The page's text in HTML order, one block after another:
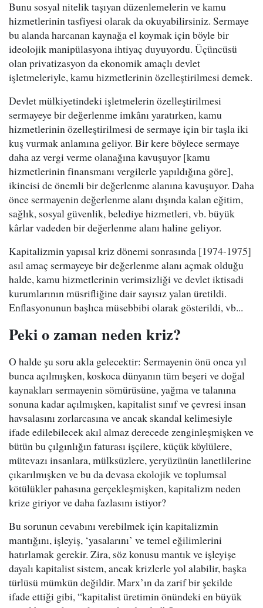
Bunu sosyal nitelik taşıyan düzenlemelerin ve kamu
hizmetlerinin tasfiyesi olarak da okuyabilirsiniz. Sermaye
bu alanda harcanan kaynağa el koymak için böyle bir
ideolojik manipülasyona ihtiyaç duyuyordu. Üçüncüsü
olan privatizasyon da ekonomik amaçlı devlet
işletmeleriyle, kamu hizmetlerinin özelleştirilmesi demek.
Devlet mülkiyetindeki işletmelerin özelleştirilmesi
sermayeye bir değerlenme imkânı yaratırken, kamu
hizmetlerinin özelleştirilmesi de sermaye için bir taşla iki
kuş vurmak anlamına geliyor. Bir kere böylece sermaye
daha az vergi verme olanağına kavuşuyor [kamu
hizmetlerinin finansmanı vergilerle yapıldığına göre],
ikincisi de önemli bir değerlenme alanına kavuşuyor. Daha
önce sermayenin değerlenme alanı dışında kalan eğitim,
sağlık, sosyal güvenlik, belediye hizmetleri, vb. büyük
kârlar vadeden bir değerlenme alanı haline geliyor.
Kapitalizmin yapısal kriz dönemi sonrasında [1974-1975]
asıl amaç sermayeye bir değerlenme alanı açmak olduğu
halde, kamu hizmetlerinin verimsizliği ve devlet iktisadi
kurumlarının müsrifliğine dair sayısız yalan üretildi.
Enflasyonunun başlıca müsebbibi olarak gösterildi, vb...
Peki o zaman neden kriz?
O halde şu soru akla gelecektir: Sermayenin önü onca yıl
bunca açılmışken, koskoca dünyanın tüm beşeri ve doğal
kaynakları sermayenin sömürüsüne, yağma ve talanına
sonuna kadar açılmışken, kapitalist sınıf ve çevresi insan
havsalasını zorlarcasına ve ancak skandal kelimesiyle
ifade edilebilecek akıl almaz derecede zenginleşmişken ve
bütün bu çılgınlığın faturası işçilere, küçük köylülere,
mütevazı insanlara, mülksüzlere, yeryüzünün lanetlilerine
çıkarılmışken ve bu da devasa ekolojik ve toplumsal
kötülükler pahasına gerçekleşmişken, kapitalizm neden
krize giriyor ve daha fazlasını istiyor?
Bu sorunun cevabını verebilmek için kapitalizmin
mantığını, işleyiş, ‘yasalarını’ ve temel eğilimlerini
hatırlamak gerekir. Zira, söz konusu mantık ve işleyişe
dayalı kapitalist sistem, ancak krizlerle yol alabilir, başka
türlüsü mümkün değildir. Marx’ın da zarif bir şekilde
ifade ettiği gibi, “kapitalist üretimin önündeki en büyük